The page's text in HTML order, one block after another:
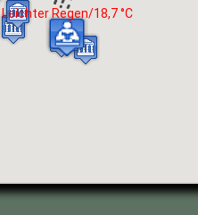
Leichter Regen/18,7 °C